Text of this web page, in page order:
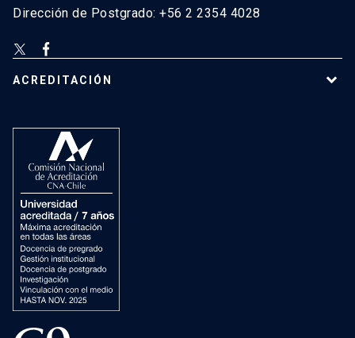
Dirección de Postgrado: +56 2 2354 4028
ACREDITACIÓN